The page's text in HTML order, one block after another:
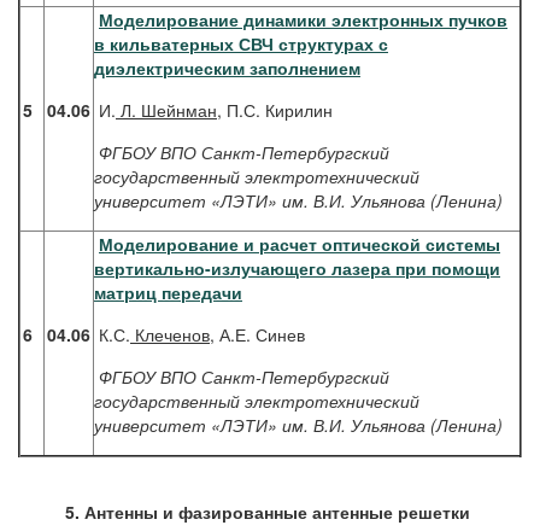
5 04.06
Моделирование динамики электронных пучков
в кильватерных СВЧ структурах с
диэлектрическим заполнением
И. Л. Шейнман, П.С. Кирилин
ФГБОУ ВПО Санкт-Петербургский
государственный электротехнический
университет «ЛЭТИ» им. В.И. Ульянова (Ленина)
6 04.06
Моделирование и расчет оптической системы
вертикально-излучающего лазера при помощи
матриц передачи
К.С. Клеченов, А.Е. Синев
ФГБОУ ВПО Санкт-Петербургский
государственный электротехнический
университет «ЛЭТИ» им. В.И. Ульянова (Ленина)
5. Антенны и фазированные антенные решетки